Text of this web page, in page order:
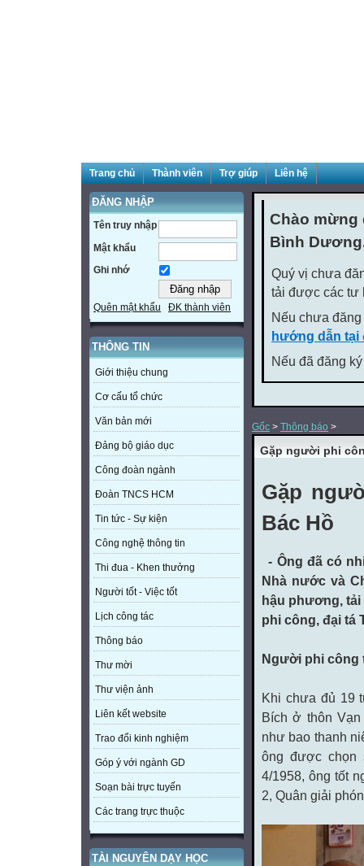
Trang chủ Thành viên Trợ giúp Liên hệ
ĐĂNG NHẬP
Tên truy nhập
Mật khẩu
Ghi nhớ
Quên mật khẩu ĐK thành viên
THÔNG TIN
Giới thiệu chung
Cơ cấu tổ chức
Văn bản mới
Đảng bộ giáo dục
Công đoàn ngành
Đoàn TNCS HCM
Tin tức - Sự kiện
Công nghệ thông tin
Thi đua - Khen thưởng
Người tốt - Việc tốt
Lịch công tác
Thông báo
Thư mời
Thư viện ảnh
Liên kết website
Trao đổi kinh nghiệm
Góp ý với ngành GD
Soạn bài trực tuyến
Các trang trực thuộc
TÀI NGUYÊN DẠY HỌC
Chào mừng
Bình
Quý vị chưa
tải được các tư
Nếu chưa
hướng dẫn tại
Nếu đã đăng
Gốc > Thông báo >
Gặp người phi
Gặp
Bác Hồ
- Ông đã có
Nhà nước và
hậu phương,
phi công, đại tá
Người phi công
Khi chưa đủ 19
Bích ở thôn
như bao thanh
ông được chọn
4/1958, ông tốt
2, Quân giải